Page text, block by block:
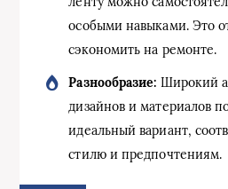
особыми навыками. Это
сэкономить на ремонте.
Разнообразие: Широкий
дизайнов и материалов
идеальный вариант,
стилю и предпочтениям.